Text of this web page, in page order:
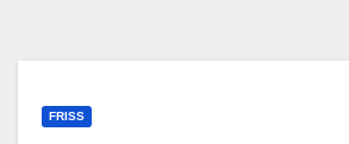
FRISS